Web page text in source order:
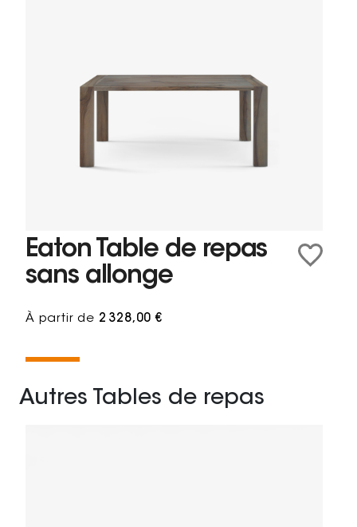
Eaton Table de repas
sans allonge
À partir de 2 328,00 €
Autres Tables de repas